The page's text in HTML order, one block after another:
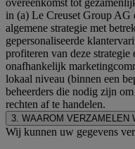
overeenkomst tot
in (a) Le Creuset Group
algemene strategie met
gepersonaliseerde
profiteren van deze strategie
onafhankelijk
lokaal niveau (binnen een
beheerders die nodig zijn
rechten af te handelen.
3. WAAROM VERZAMELEN
Wij kunnen uw gegevens